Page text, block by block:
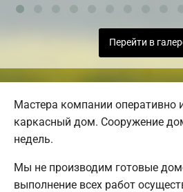
Перейти в
Мастера компании оперативно
каркасный дом. Сооружение
недель.
Мы не производим готовые
выполнение всех работ